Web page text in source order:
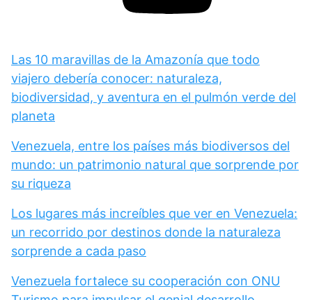
Las 10 maravillas de la Amazonía que todo
viajero debería conocer: naturaleza,
biodiversidad, y aventura en el pulmón verde del
planeta
Venezuela, entre los países más biodiversos del
mundo: un patrimonio natural que sorprende por
su riqueza
Los lugares más increíbles que ver en Venezuela:
un recorrido por destinos donde la naturaleza
sorprende a cada paso
Venezuela fortalece su cooperación con ONU